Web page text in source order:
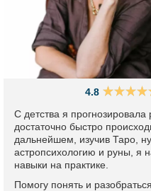
4.8
С детства я
достаточно быстро
дальнейшем, изучив Таро,
астропсихологию и руны, я
навыки на практике.
Помогу понять и